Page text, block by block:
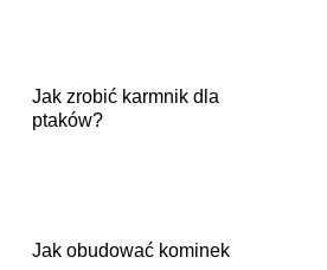
Jak zrobić karmnik dla
ptaków?
Jak obudować kominek